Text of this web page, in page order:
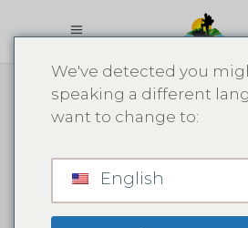
Blog
We've detected you
speaking a different
want to change to:
English